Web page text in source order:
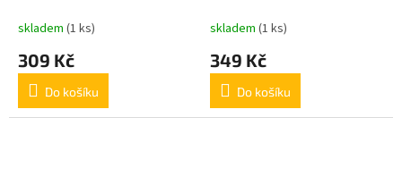
skladem (1 ks)
309 Kč
Do košíku
skladem (1 ks)
349 Kč
Do košíku